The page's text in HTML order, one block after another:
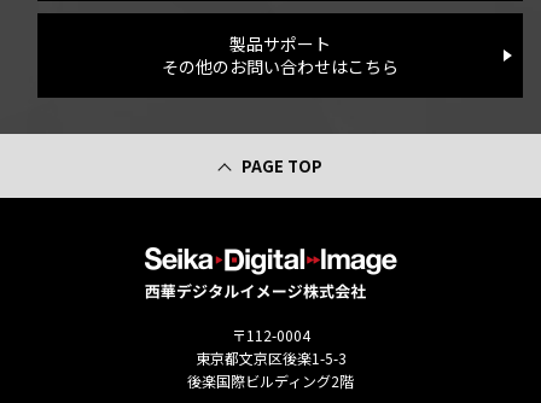
製品サポート
その他のお問い合わせはこちら
PAGE TOP
〒112-0004
東京都文京区後楽1-5-3
後楽国際ビルディング2階